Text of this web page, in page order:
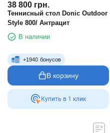
38 800 грн.
Теннисный стол Donic Outdoor
Style 800/ Антрацит
В наличии
+1940 бонусов
В корзину
Купить в 1 клик